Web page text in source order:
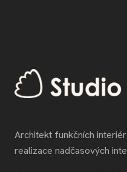
Architekt funkčních
realizace nadčasových